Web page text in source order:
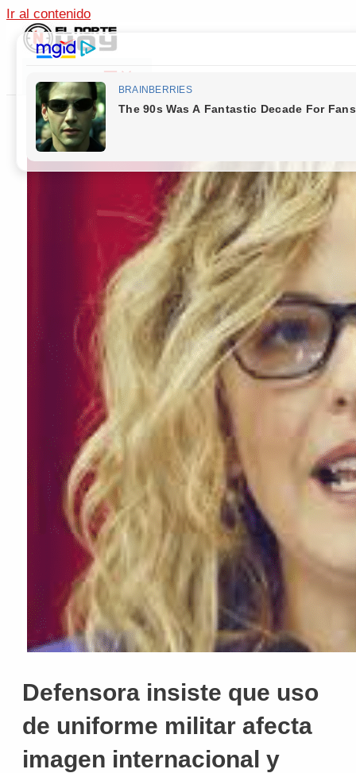
Ir al contenido
Main Menu
Defensora insiste que uso
de uniforme militar afecta
imagen internacional y